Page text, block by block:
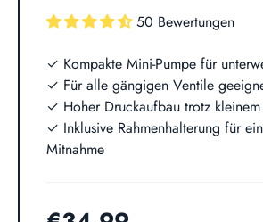
50 Bewertungen
✓ Kompakte Mini-Pumpe für
✓ Für alle gängigen Ventile
✓ Hoher Druckaufbau trotz
✓ Inklusive Rahmenhalterung für
Mitnahme